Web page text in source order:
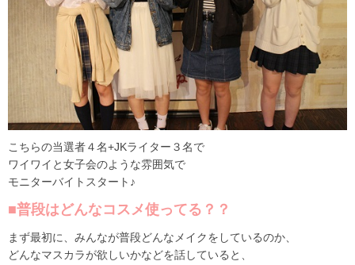
こちらの当選者４名+JKライター３名で
ワイワイと女子会のような雰囲気で
モニターバイトスタート♪
■普段はどんなコスメ使ってる？？
まず最初に、みんなが普段どんなメイクをしているのか、
どんなマスカラが欲しいかなどを話していると、